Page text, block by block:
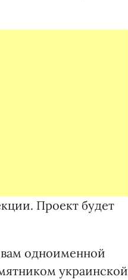
Проект будет
одноименной
украинской